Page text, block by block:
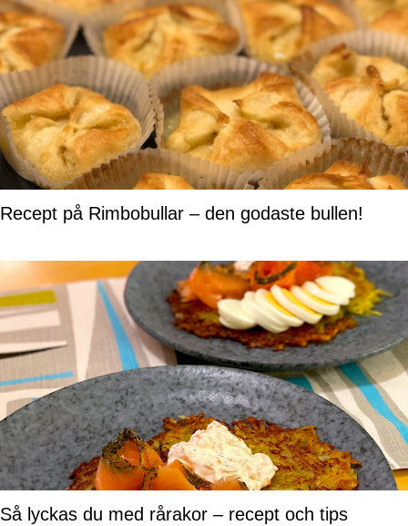
Recept på Rimbobullar – den godaste bullen!
Så lyckas du med rårakor – recept och tips